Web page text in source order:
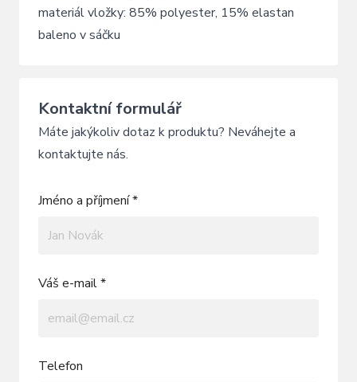
materiál vložky: 85% polyester, 15% elastan
baleno v sáčku
Kontaktní formulář
Máte jakýkoliv dotaz k produktu? Neváhejte a
kontaktujte nás.
Jméno a příjmení *
Váš e-mail *
Telefon